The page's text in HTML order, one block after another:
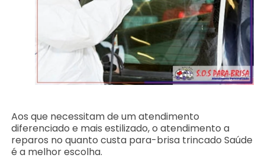
Aos que necessitam de um atendimento
diferenciado e mais estilizado, o atendimento a
reparos no quanto custa para-brisa trincado Saúde
é a melhor escolha.